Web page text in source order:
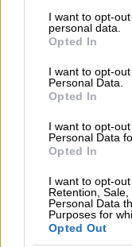
not limited to your
grant or deny
use your data for
consent section.
I want to opt-
personal data.
Opted In
I want to opt-
Personal Data.
Opted In
I want to opt-
Personal Data
Opted In
I want to opt-
Retention,
Personal Data
Purposes for
Opted Out
Ozempic:
«Δεν είναι